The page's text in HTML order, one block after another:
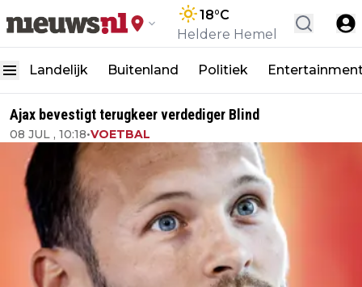
18°C
Heldere Hemel
Landelijk Buitenland Politiek
Ajax bevestigt terugkeer verdediger Blind
08 JUL , 10:18•VOETBAL